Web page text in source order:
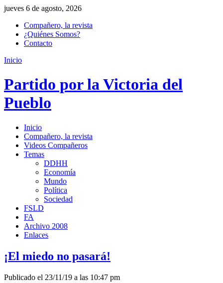
jueves 6 de agosto, 2026
Compañero, la revista
¿Quiénes Somos?
Contacto
Inicio
Partido por la Victoria del
Pueblo
Inicio
Compañero, la revista
Videos Compañeros
Temas
DDHH
Economía
Mundo
Política
Sociedad
FSLD
FA
Archivo 2008
Enlaces
¡El miedo no pasará!
Publicado el 23/11/19 a las 10:47 pm